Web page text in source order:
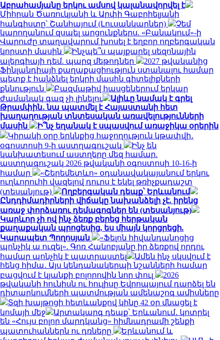
Աբրահամյանը երկու ամսով կալանավորվել է
Միհրան Ծառուկյանի և Արփի Գաբրիելյանի
հանգիստը՝ Շանհայում (Լուսանկարներ)
Չեմ
կարողանում զսպել արցունքներս. «Բանակում»-ի
Վարուժը տաղավարում խոսել է եղբոր ողբերգական
կորստի մասին
Ինչպե՞ս պայքարել սեզոնային
ալերգիայի դեմ. պարզ մեթոդներ
2027 թվականից
Ֆինլանդիայի քաղաքացիություն ստանալու համար
պետք է հանձնել երկրի մասին գիտելիքների
քննություն
Բազմաթիվ հասցեներում երկար
ժամանակ գազ չի լինելու
Ալիևը նամակ է գրել
Թրամփին․ նա պատմել է Հայաստանի հետ
խաղաղության տնտեսական առավելությունների
մասին
Ի՞նչ եղանակ է սպասվում առաջիկա օրերին
Կիրակի օրը երկնքից հաջողություն կթափվի․
օգոստոսի 9-ի աստղագուշակ
Ինչ են
կանխատեսում աստղերը մեզ համար.
աստղագուշակ 2026 թվականի օգոստոսի 10-16-ի
համար
«Շերեմետևո» օդանավակայանում երկու
ուղևորուհի վազելով դուրս է եկել թռիչքադաշտ
(տեսանյութ)
Ողբերգական դեպք՝ Երևանում
Ընդդիմադիրների վիճակը նախանձելի չէ. իրենց
առաջ փորձառու դեմագոգներ են (տեսանյութ)
Կարևոր չի ով ինչ ձեռք բերեց հերթական
քաղաքական պրոցեսից, ես միայն կորցրեցի.
Կարապետ Պողոսյան
«Ֆելոն հիվանդանոցից
պոնչիկ ա ուզել». Գոռ Հակոբյանը իր ձեռքով որդու
համար պոնչիկ է պատրաստել
Ամեն ինչ սկսվում է
հենց հիմա․ Այս կենդանակերպի նշանների համար
բացվում է կյանքի բոլորովին նոր փուլ
2026
թվականի հունիսն ու հուլիսը Եվրոպայում դարձել են
դիտարկումների պատմության ամենաշոգ ամիսները
Տզի խայթոցի հետևանքով կինը 42 օր մնացել է
կոմայի մեջ
Արտակարգ դեպք՝ Երևանում․ կոտրել
են «Հույս բոլոր մարդկանց» հիմնադրամի շենքի
պատուհաններն ու դռները
Երևանում և